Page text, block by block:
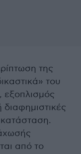
της
του
εξοπλισμός
από το